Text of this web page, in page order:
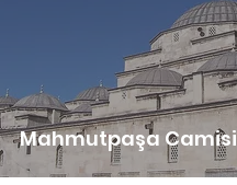
Mahmutpaşa Camisi